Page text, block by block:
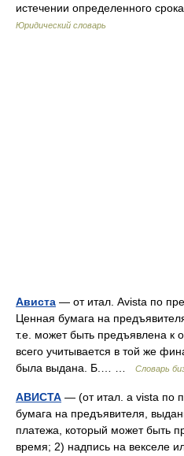
истечении определенного
Юридический словарь
Ависта — от итал. Avista по
Ценная бумага на
т.е. может быть предъявлена
всего учитывается в той же
была выдана. Б.… …
Словарь
АВИСТА — (от итал. a vista по
бумага на предъявителя,
платежа, который может быть
время; 2) надпись на векселе